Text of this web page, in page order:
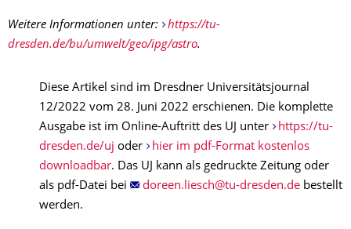
Weitere Informationen unter:
https://tu-
dresden.de/bu/umwelt/geo/ipg/astro.
Diese Artikel sind im Dresdner Universitätsjournal
12/2022 vom 28. Juni 2022 erschienen. Die komplette
Ausgabe ist im Online-Auftritt des UJ unter
https://tu-
dresden.de/uj oder
hier im pdf-Format kostenlos
downloadbar. Das UJ kann als gedruckte Zeitung oder
als pdf-Datei bei
bestellt
werden.